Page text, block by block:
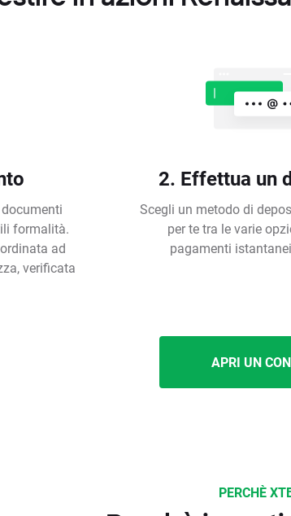
formalità.
ad
verificata
2. Effettua un
Scegli un metodo di
per te tra le varie
pagamenti
APRI UN
PERCHÈ